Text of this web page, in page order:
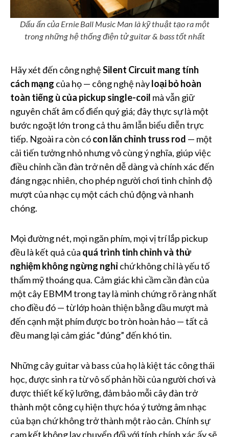
Dấu ấn của Ernie Ball Music Man là kỹ thuật tạo ra một
trong những hệ thống điện tử guitar & bass tốt nhất
Hãy xét đến công nghệSilent Circuit mang tính
cách mạng của họ — công nghệ nàyloại bỏ hoàn
toàn tiếng ù của pickup single-coil mà vẫn giữ
nguyên chất âm cổ điển quý giá; đây thực sự là một
bước ngoặt lớn trong cả thu âm lẫn biểu diễn trực
tiếp. Ngoài ra còn cócon lăn chỉnh truss rod — một
cải tiến tưởng nhỏ nhưng vô cùng ý nghĩa, giúp việc
điều chỉnh cần đàn trở nên dễ dàng và chính xác đến
đáng ngạc nhiên, cho phép người chơi tinh chỉnh độ
mượt của nhạc cụ một cách chủ động và nhanh
chóng.
Mọi đường nét, mọi ngăn phím, mọi vị trí lắp pickup
đều là kết quả của quá trình tinh chỉnh và thử
nghiệm không ngừng nghỉchứ không chỉ là yếu tố
thẩm mỹ thoáng qua. Cảm giác khi cầm cần đàn của
một cây EBMM trong tay là minh chứng rõ ràng nhất
cho điều đó — từ lớp hoàn thiện bằng dầu mượt mà
đến cạnh mặt phím được bo tròn hoàn hảo — tất cả
đều mang lại cảm giác “đúng” đến khó tin.
Những cây guitar và bass của họ là kiệt tác công thái
học, được sinh ra từ vô số phản hồi của người chơi và
được thiết kế kỹ lưỡng, đảm bảo mỗi cây đàn trở
thành một công cụ hiện thực hóa ý tưởng âm nhạc
của bạn chứ không trở thành một rào cản. Chính sự
cam kết không lay chuyển đối với tính chính xác ấy sẽ